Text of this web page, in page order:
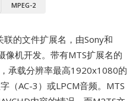
MPEG-2
联的文件扩展名，由Sony和
像机开发。带有MTS扩展名的
承载分辨率最高1920x1080的
（AC-3）或LPCM音频。MTS